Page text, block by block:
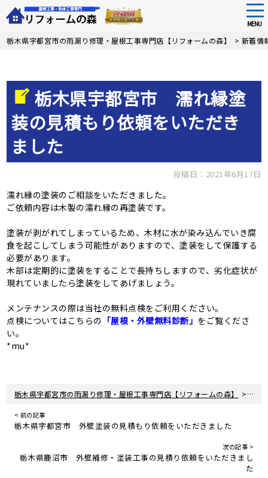
Skip
MENU
栃木県宇都宮市の雨漏り修理・屋根工事専門店【リフォームの森】 > 新着情
栃木県宇都宮市 濡れ縁塗
装の見積もり依頼をいただき
ました
投稿日：2021年6月17日
濡れ縁の塗装のご相談をいただきました。
ご依頼内容は木製の濡れ縁の再塗装です。
塗装が剥がれてしまっているため、木材に水が染み込んでいき腐
食を起こしてしまう可能性がありますので、塗装をして保護する
必要があります。
木部は定期的に塗装をすることで長持ちしますので、劣化症状が
現れていましたら塗装をしてあげましょう。
メンテナンスの際は当社の無料点検をご利用ください。
点検についてはこちらの 「屋根・外壁無料診断」 をご覧くださ
い。
*mu*
栃木県宇都宮市の雨漏り修理・屋根工事専門店【リフォームの森】 > 新着
< 前の記事
栃木県宇都宮市 外壁塗装の見積もり依頼をいただきました
次の記事 >
栃木県鹿沼市 外壁補修・塗装工事の見積り依頼をいただきまし
た